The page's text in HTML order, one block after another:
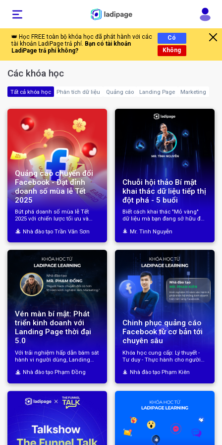
Các khóa học
Tất cả khóa học Phân tích dữ liệu Quảng cáo Landing Page Marketing
Quảng cáo chuyển đổi
Facebook - Đạt đỉnh
doanh số mùa lễ Tết
2025
Bứt phá doanh số mùa lễ Tết
2025 với chiến lược tối ưu và
trội. Tham gia khóa học để chớp
mùa mua sắm lớn nhất năm!
Nhà đào tạo Trần Văn Sơn
Chuỗi hội thảo Bí mật
khai thác dữ liệu tiếp thị
đột phá - 5 buổi
Biết cách khai thác "Mỏ vàng"
dữ liệu mà bạn đang sở hữu để
chia sẻ của chuyên gia dữ liệu
Mr. Tình Nguyễn
Vén màn bí mật: Phát
triển kinh doanh với
Landing Page thời đại
5.0
Với trải nghiệm hấp dẫn bám sát
hành vi người dùng, Landing
tiềm năng, tăng cao tỷ lệ chuyển
trội!
Nhà đào tạo Phạm Đồng
Chinh phục quảng cáo
Facebook từ cơ bản tới
chuyên sâu
Khóa học cung cấp: Lý thuyết -
Tư duy - Thực hành cho người
quảNhà đào tạo Phạm Kiên